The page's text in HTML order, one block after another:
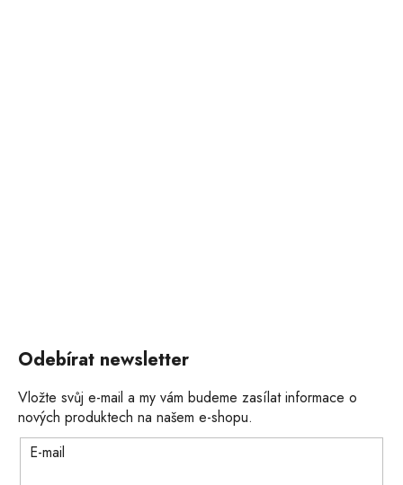
Odebírat newsletter
Vložte svůj e-mail a my vám budeme zasílat informace o
nových produktech na našem e-shopu.
E-mail